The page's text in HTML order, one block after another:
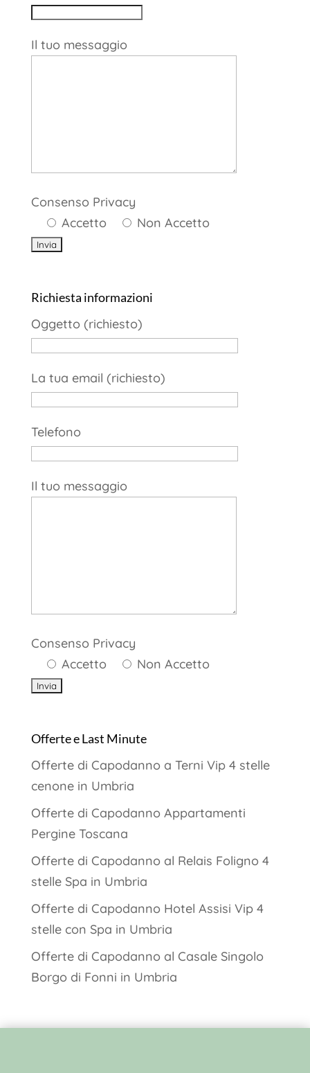
Il tuo messaggio
Consenso Privacy
Accetto
Non Accetto
Richiesta informazioni
Oggetto (richiesto)
La tua email (richiesto)
Telefono
Il tuo messaggio
Consenso Privacy
Accetto
Non Accetto
Offerte e Last Minute
Offerte di Capodanno a Terni Vip 4 stelle
cenone in Umbria
Offerte di Capodanno Appartamenti
Pergine Toscana
Offerte di Capodanno al Relais Foligno 4
stelle Spa in Umbria
Offerte di Capodanno Hotel Assisi Vip 4
stelle con Spa in Umbria
Offerte di Capodanno al Casale Singolo
Borgo di Fonni in Umbria